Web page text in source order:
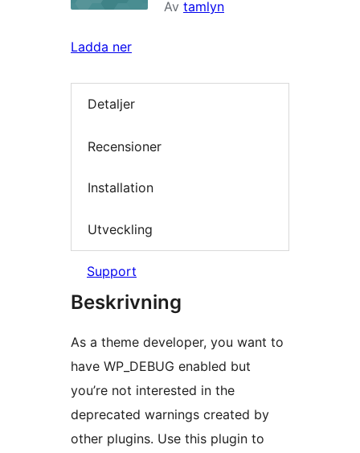
Av tamlyn
Ladda ner
Detaljer
Recensioner
Installation
Utveckling
Support
Beskrivning
As a theme developer, you want to
have WP_DEBUG enabled but
you’re not interested in the
deprecated warnings created by
other plugins. Use this plugin to